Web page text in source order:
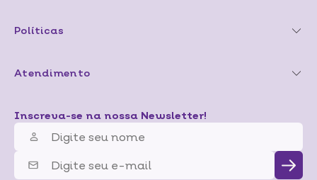
Políticas
Atendimento
Inscreva-se na nossa Newsletter!